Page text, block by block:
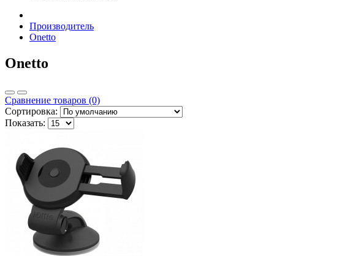
Производитель
Onetto
Onetto
Сравнение товаров (0)
Сортировка:
Показать: